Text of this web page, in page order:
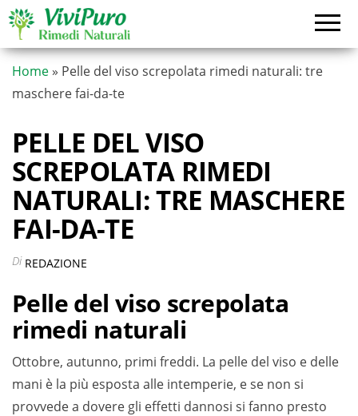
Vai
contenuto
Home » Pelle del viso screpolata rimedi naturali: tre
maschere fai-da-te
PELLE DEL VISO
SCREPOLATA RIMEDI
NATURALI: TRE MASCHERE
FAI-DA-TE
Di REDAZIONE
Pelle del viso screpolata
rimedi naturali
Ottobre, autunno, primi freddi. La pelle del viso e delle
mani è la più esposta alle intemperie, e se non si
provvede a dovere gli effetti dannosi si fanno presto